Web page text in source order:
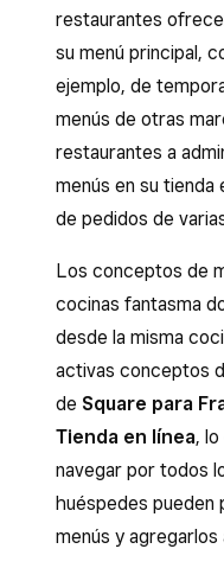
restaurantes
su menú principal,
ejemplo, de
menús de otras
restaurantes a
menús en su tienda
de pedidos de
Los conceptos de
cocinas fantasma
desde la misma
activas conceptos
de Square para
Tienda en línea,
navegar por todos
huéspedes pueden
menús y